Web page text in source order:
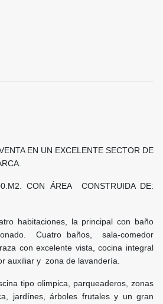
EN UN EXCELENTE SECTOR DE
CON ÁREA CONSTRUIDA DE:
habitaciones, la principal con baño
Cuatro baños, sala-comedor
con excelente vista, cocina integral
auxiliar y zona de lavandería.
tipo olimpica, parqueaderos, zonas
jardínes, árboles frutales y un gran